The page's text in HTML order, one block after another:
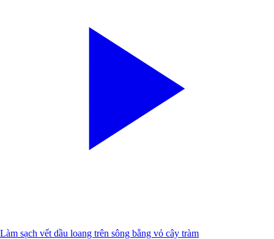
Làm sạch vết dầu loang trên sông bằng vỏ cây tràm